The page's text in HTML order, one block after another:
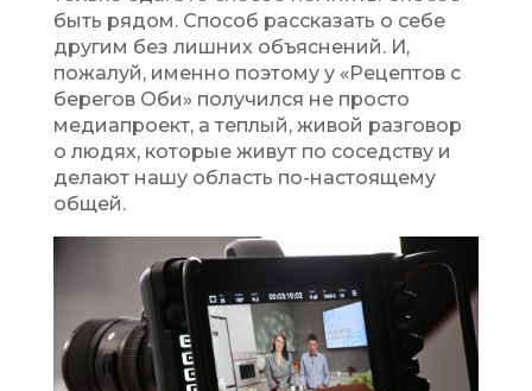
быть рядом. Способ рассказать о себе
другим без лишних объяснений. И,
пожалуй, именно поэтому у «Рецептов с
берегов Оби» получился не просто
медиапроект, а теплый, живой разговор
о людях, которые живут по соседству и
делают нашу область по-настоящему
общей.